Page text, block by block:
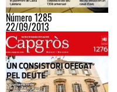
Número 1285
22/09/2013